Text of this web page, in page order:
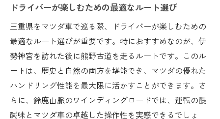
伊勢神宮周辺の観光スポットとアクセス
マツダ車での参拝時の便利な駐車場情報
歴史を感じる伊勢神宮とマツダの革新性
参拝後に訪れたい三重県のおすすめグルメ
マツダのインフォテインメントを活用した
情報収集
伊勢神宮訪問時のドライブマナーと注意点
ドライバーが楽しむための最適なルート選び
三重県をマツダ車で巡る際、ドライバーが楽しむための
最適なルート選びが重要です。特におすすめなのが、伊
勢神宮を訪れた後に熊野古道を走るルートです。このル
ートは、歴史と自然の両方を堪能でき、マツダの優れた
ハンドリング性能を最大限に活かすことができます。さ
らに、鈴鹿山脈のワインディングロードでは、運転の醍
醐味とマツダ車の卓越した操作性を実感できるでしょ